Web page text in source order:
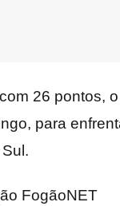
26 pontos,
para
FogãoNET